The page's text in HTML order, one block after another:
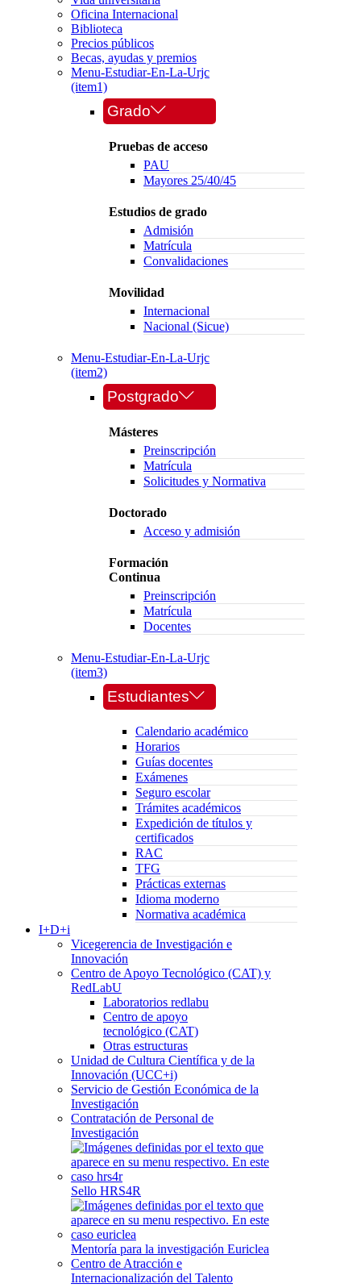
Oficina Internacional
Biblioteca
Precios públicos
Becas, ayudas y premios
Menu-Estudiar-En-La-Urjc
(item1)
Grado
Pruebas de acceso
PAU
Mayores 25/40/45
Estudios de grado
Admisión
Matrícula
Convalidaciones
Movilidad
Internacional
Nacional (Sicue)
Menu-Estudiar-En-La-Urjc
(item2)
Postgrado
Másteres
Preinscripción
Matrícula
Solicitudes y Normativa
Doctorado
Acceso y admisión
Formación
Continua
Preinscripción
Matrícula
Docentes
Menu-Estudiar-En-La-Urjc
(item3)
Estudiantes
Calendario académico
Horarios
Guías docentes
Exámenes
Seguro escolar
Trámites académicos
Expedición de títulos y
certificados
RAC
TFG
Prácticas externas
Idioma moderno
Normativa académica
I+D+i
Vicegerencia de Investigación e
Innovación
Centro de Apoyo Tecnológico (CAT) y
RedLabU
Laboratorios redlabu
Centro de apoyo
tecnológico (CAT)
Otras estructuras
Unidad de Cultura Científica y de la
Innovación (UCC+i)
Servicio de Gestión Económica de la
Investigación
Contratación de Personal de
Investigación
Sello HRS4R
Mentoría para la investigación Euriclea
Centro de Atracción e
Internacionalización del Talento